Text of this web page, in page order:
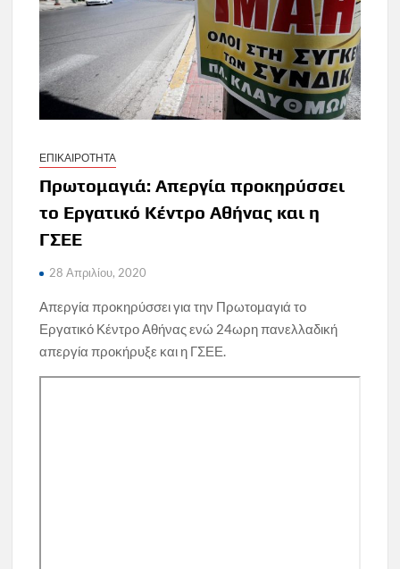
ΕΠΙΚΑΙΡΟΤΗΤΑ
Πρωτομαγιά: Απεργία προκηρύσσει
το Εργατικό Κέντρο Αθήνας και η
ΓΣΕΕ
28 Απριλίου, 2020
Απεργία προκηρύσσει για την Πρωτομαγιά το
Εργατικό Κέντρο Αθήνας ενώ 24ωρη πανελλαδική
απεργία προκήρυξε και η ΓΣΕΕ.